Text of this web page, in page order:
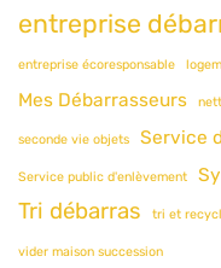
entreprise
entreprise écoresponsable
Mes Débarrasseurs
seconde vie objets Service
Service public d'enlèvement
Tri débarras tri et
vider maison succession